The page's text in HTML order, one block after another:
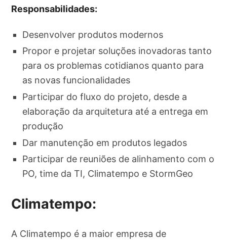
Responsabilidades:
Desenvolver produtos modernos
Propor e projetar soluções inovadoras tanto
para os problemas cotidianos quanto para
as novas funcionalidades
Participar do fluxo do projeto, desde a
elaboração da arquitetura até a entrega em
produção
Dar manutenção em produtos legados
Participar de reuniões de alinhamento com o
PO, time da TI, Climatempo e StormGeo
Climatempo:
A Climatempo é a maior empresa de